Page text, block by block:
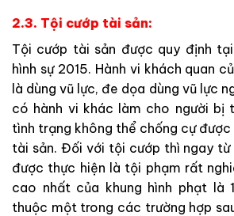
2.3. Tội cướp tài sản:
Tội cướp tài sản được quy định
hình sự 2015. Hành vi khách quan
là dùng vũ lực, đe dọa dùng vũ lực
có hành vi khác làm cho người bị
tình trạng không thể chống cự
tài sản. Đối với tội cướp thì ngay từ
được thực hiện là tội phạm rất
cao nhất của khung hình phạt là
thuộc một trong các trường hợp